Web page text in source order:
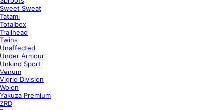
Sweet Sweat
Tatami
Totalbox
Trailhead
Twins
Unaffected
Under Armour
Unkind Sport
Venum
Vigrid Division
Wolon
Yakuza Premium
ZRD